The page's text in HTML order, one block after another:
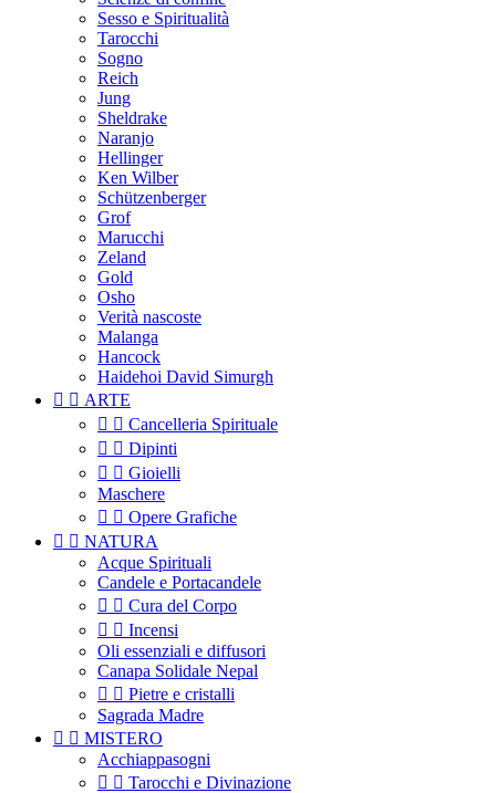
Sesso e Spiritualità
Tarocchi
Sogno
Reich
Jung
Sheldrake
Naranjo
Hellinger
Ken Wilber
Schützenberger
Grof
Marucchi
Zeland
Gold
Osho
Verità nascoste
Malanga
Hancock
Haidehoi David Simurgh
  ARTE
  Cancelleria Spirituale
  Dipinti
  Gioielli
Maschere
  Opere Grafiche
  NATURA
Acque Spirituali
Candele e Portacandele
  Cura del Corpo
  Incensi
Oli essenziali e diffusori
Canapa Solidale Nepal
  Pietre e cristalli
Sagrada Madre
  MISTERO
Acchiappasogni
  Tarocchi e Divinazione